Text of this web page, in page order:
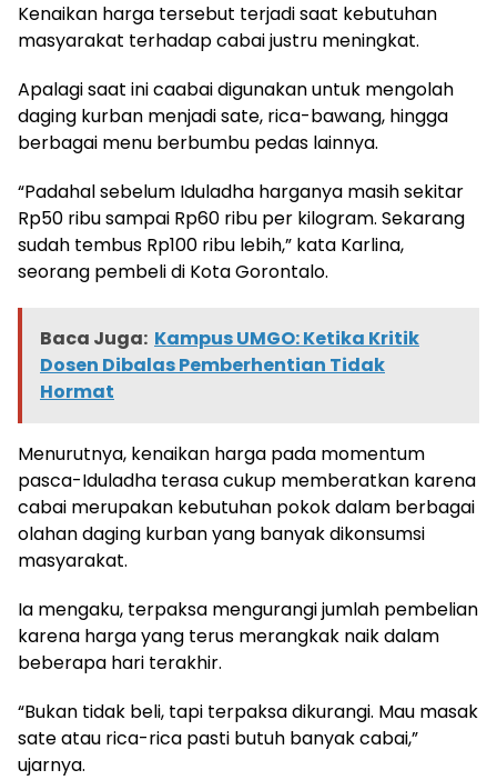
Kenaikan harga tersebut terjadi saat kebutuhan
masyarakat terhadap cabai justru meningkat.
Apalagi saat ini caabai digunakan untuk mengolah
daging kurban menjadi sate, rica-bawang, hingga
berbagai menu berbumbu pedas lainnya.
“Padahal sebelum Iduladha harganya masih sekitar
Rp50 ribu sampai Rp60 ribu per kilogram. Sekarang
sudah tembus Rp100 ribu lebih,” kata Karlina,
seorang pembeli di Kota Gorontalo.
Baca Juga: Kampus UMGO: Ketika Kritik
Dosen Dibalas Pemberhentian Tidak
Hormat
Menurutnya, kenaikan harga pada momentum
pasca-Iduladha terasa cukup memberatkan karena
cabai merupakan kebutuhan pokok dalam berbagai
olahan daging kurban yang banyak dikonsumsi
masyarakat.
Ia mengaku, terpaksa mengurangi jumlah pembelian
karena harga yang terus merangkak naik dalam
beberapa hari terakhir.
“Bukan tidak beli, tapi terpaksa dikurangi. Mau masak
sate atau rica-rica pasti butuh banyak cabai,”
ujarnya.